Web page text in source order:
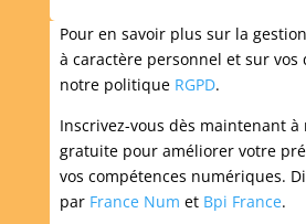
Pour en savoir plus sur la
à caractère personnel et sur vos
notre politique RGPD.
Inscrivez-vous dès maintenant
gratuite pour améliorer votre
vos compétences numériques.
par France Num et Bpi France.